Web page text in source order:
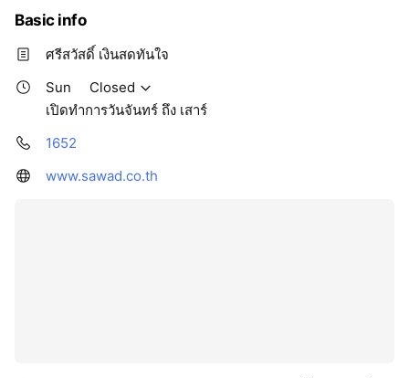
Basic info
ศรีสวัสดิ์ เงินสดทันใจ
Sun
Closed
เปิดทำการวันจันทร์ ถึง เสาร์
1652
www.sawad.co.th